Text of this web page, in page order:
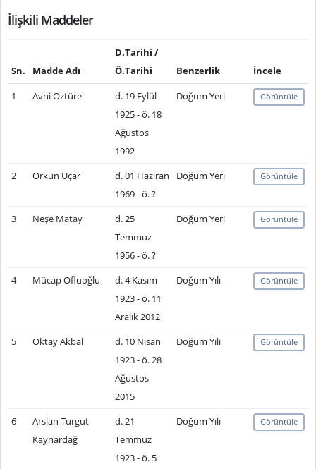
İlişkili Maddeler
Sn. Madde Adı
D.Tarihi /
Ö.Tarihi
Benzerlik
İncele
1
Avni Öztüre
d. 19 Eylül
1925 - ö. 18
Ağustos
1992
Doğum Yeri Görüntüle
2 Orkun Uçar
d. 01 Haziran
1969 - ö. ?
Doğum Yeri Görüntüle
3 Neşe Matay
d. 25
Temmuz
1956 - ö. ?
Doğum Yeri Görüntüle
4 Mücap Ofluoğlu
d. 4 Kasım
1923 - ö. 11
Aralık 2012
Doğum Yılı Görüntüle
5 Oktay Akbal
d. 10 Nisan
1923 - ö. 28
Ağustos
2015
Doğum Yılı Görüntüle
6
Arslan Turgut
Kaynardağ
d. 21
Temmuz
1923 - ö. 5
Doğum Yılı Görüntüle